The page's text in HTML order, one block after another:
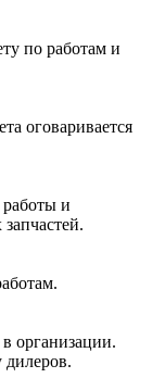
по работам и
оговаривается
и
организации.